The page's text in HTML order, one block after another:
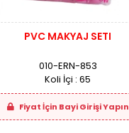
PVC MAKYAJ SETI
010-ERN-853
Koli İçi :65
Fiyat İçin Bayi Girişi Yapın